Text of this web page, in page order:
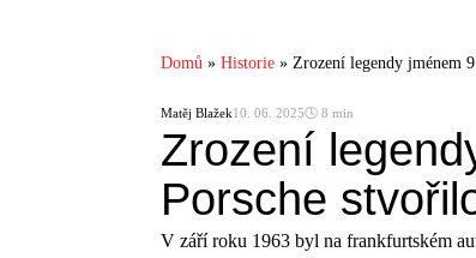
Domů » Historie » Zrození legendy jménem
Matěj Blažek10. 06. 2025🕓 8 min
Zrození
Porsche
V září roku 1963 byl na frankfurtském